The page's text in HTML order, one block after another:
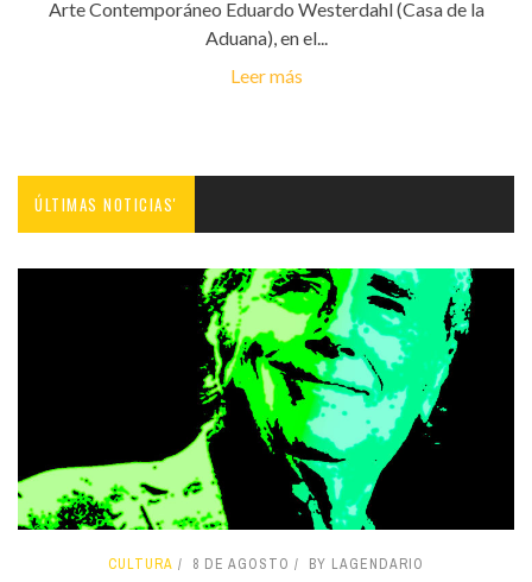
Arte Contemporáneo Eduardo Westerdahl (Casa de la
Aduana), en el...
Leer más
ÚLTIMAS NOTICIAS'
CULTURA 8 DE AGOSTO BY LAGENDARIO